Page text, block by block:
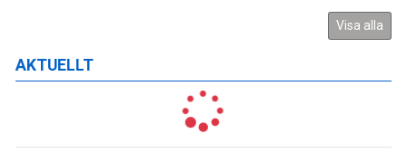
Visa alla
AKTUELLT